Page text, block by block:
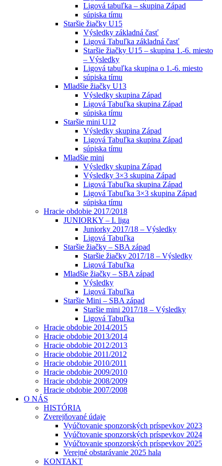
Ligová tabuľka – skupina Západ
súpiska tímu
Staršie žiačky U15
Výsledky základná časť
Ligová Tabuľka základná časť
Staršie žiačky U15 – skupina 1.-6. miesto
– Výsledky
Ligová tabuľka skupina o 1.-6. miesto
súpiska tímu
Mladšie žiačky U13
Výsledky skupina Západ
Ligová Tabuľka skupina Západ
súpiska tímu
Staršie mini U12
Výsledky skupina Západ
Ligová Tabuľka skupina Západ
súpiska tímu
Mladšie mini
Výsledky skupina Západ
Výsledky 3×3 skupina Západ
Ligová Tabuľka skupina Západ
Ligová Tabuľka 3×3 skupina Západ
súpiska tímu
Hracie obdobie 2017/2018
JUNIORKY – I. liga
Juniorky 2017/18 – Výsledky
Ligová Tabuľka
Staršie žiačky – SBA západ
Staršie žiačky 2017/18 – Výsledky
Ligová Tabuľka
Mladšie žiačky – SBA západ
Výsledky
Ligová Tabuľka
Staršie Mini – SBA západ
Staršie mini 2017/18 – Výsledky
Ligová Tabuľka
Hracie obdobie 2014/2015
Hracie obdobie 2013/2014
Hracie obdobie 2012/2013
Hracie obdobie 2011/2012
Hracie obdobie 2010/2011
Hracie obdobie 2009/2010
Hracie obdobie 2008/2009
Hracie obdobie 2007/2008
O NÁS
HISTÓRIA
Zverejňované údaje
Vyúčtovanie sponzorských príspevkov 2023
Vyúčtovanie sponzorských príspevkov 2024
Vyúčtovanie sponzorských príspevkov 2025
Verejné obstarávanie 2025 hala
KONTAKT